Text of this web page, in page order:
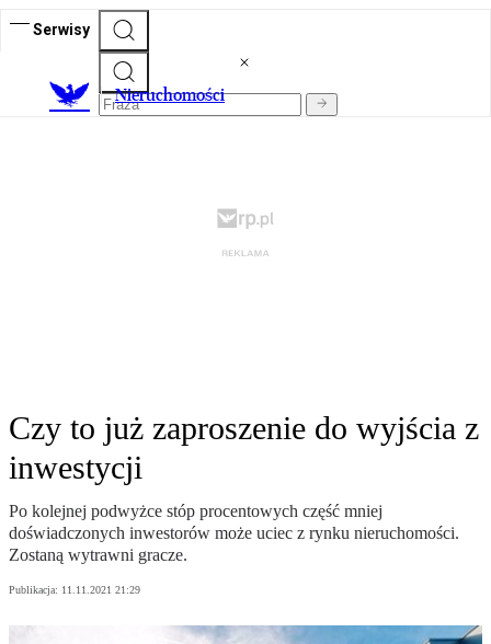
Serwisy
Nieruchomości
Czy to już zaproszenie do wyjścia z
inwestycji
Po kolejnej podwyżce stóp procentowych część mniej
doświadczonych inwestorów może uciec z rynku nieruchomości.
Zostaną wytrawni gracze.
Publikacja: 11.11.2021 21:29